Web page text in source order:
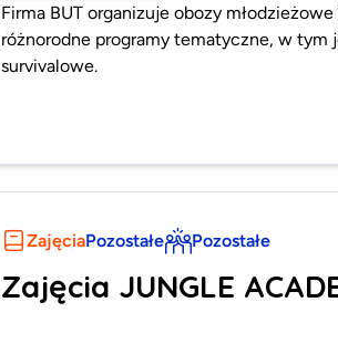
Firma BUT organizuje obozy
różnorodne programy tematyczne, w tym
survivalowe.
ZajęciaPozostałe Pozostałe
Zajęcia JUNGLE